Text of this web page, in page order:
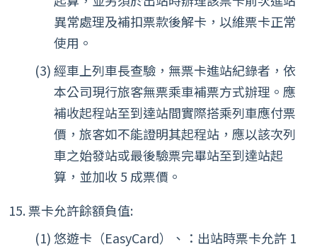
異常處理及補扣票款後解卡，以維票卡正常
使用。
經車上列車長查驗，無票卡進站紀錄者，依
本公司現行旅客無票乘車補票方式辦理。應
補收起程站至到達站間實際搭乘列車應付票
價，旅客如不能證明其起程站，應以該次列
車之始發站或最後驗票完畢站至到達站起
算，並加收 5 成票價。
票卡允許餘額負值:
悠遊卡（EasyCard）、：出站時票卡允許 1